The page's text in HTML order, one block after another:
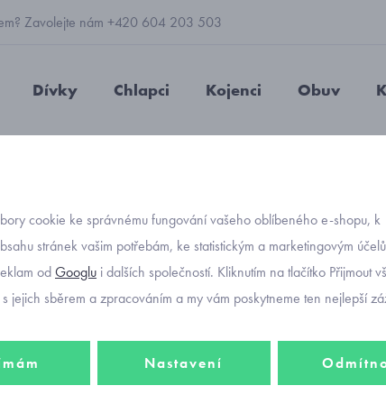
Zavolejte nám +420 604 203 503
Dívky Chlapci Kojenci Obuv
Objednávací
Iskra
350
cookie ke správnému fungování vašeho oblíbeného e-shopu, k
stránek vašim potřebám, ke statistickým a marketingovým
odGooglu i dalších společností. Kliknutím na tlačítko Přijmout
s jejich sběrem a zpracováním a my vám poskytneme ten nejlepší
Nastavení